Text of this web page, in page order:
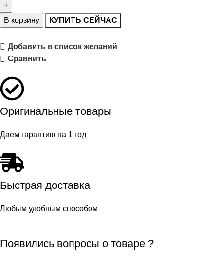
В корзину КУПИТЬ СЕЙЧАС
Добавить в список желаний
Сравнить
Оригинальные товары
Даем гарантию на 1 год
Быстрая доставка
Любым удобным способом
Появились вопросы о товаре ?